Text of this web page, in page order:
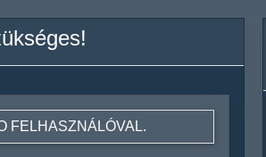
FELHASZNÁLÓVAL.